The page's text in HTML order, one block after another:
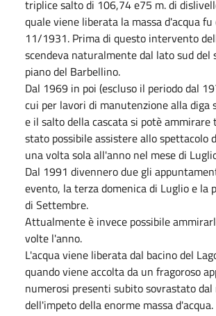
triplice salto di 106,74 e75 m. di
quale viene liberata la massa d'acqua
11/1931. Prima di questo intervento
scendeva naturalmente dal lato sud del
piano del Barbellino.
Dal 1969 in poi (escluso il periodo dal
cui per lavori di manutenzione alla diga
e il salto della cascata si potè
stato possibile assistere allo spettacolo
una volta sola all'anno nel mese di
Dal 1991 divennero due gli
evento, la terza domenica di Luglio e la
di Settembre.
Attualmente è invece possibile
volte l'anno.
L'acqua viene liberata dal bacino del
quando viene accolta da un fragoroso
numerosi presenti subito sovrastato dal
dell'impeto della enorme massa d'acqua.